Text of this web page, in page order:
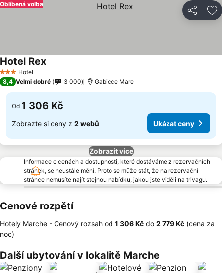
Sdílet
Oblíbená volba
3 Počet hvězdiček
Hotel
Hotel Rex
8,4 Velmi dobré 3 000 Gabicce Mare
Od 1 306 Kč
Zobrazte si ceny z 2 webů Ukázat ceny
Zobrazít více
Informace o cenách a dostupnosti, které dostáváme z rezervačních
stránek, se neustále mění. Proto se může stát, že na rezervační
stránce nemusíte najít stejnou nabídku, jakou jste viděli na trivagu.
Cenové rozpětí
Hotely Marche - Cenový rozsah od ‎1 306 Kč do ‎2 779 Kč (cena za
noc)
Další ubytování v lokalitě Marche